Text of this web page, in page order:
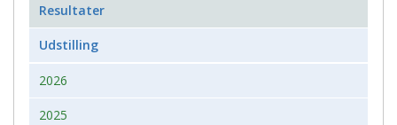
Resultater
Udstilling
2026
2025